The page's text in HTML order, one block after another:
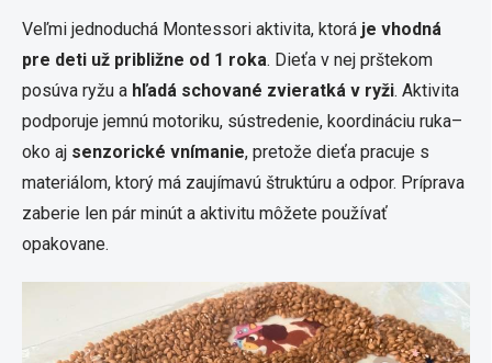
Veľmi jednoduchá Montessori aktivita, ktorá je vhodná
pre deti už približne od 1 roka. Dieťa v nej prštekom
posúva ryžu a hľadá schované zvieratká v ryži. Aktivita
podporuje jemnú motoriku, sústredenie, koordináciu ruka–
oko aj senzorické vnímanie, pretože dieťa pracuje s
materiálom, ktorý má zaujímavú štruktúru a odpor. Príprava
zaberie len pár minút a aktivitu môžete používať
opakovane.